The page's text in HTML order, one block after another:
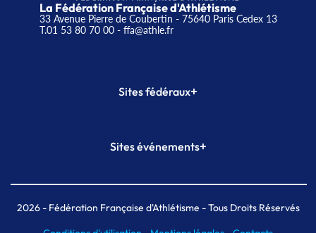
La Fédération Française d'Athlétisme
33 Avenue Pierre de Coubertin - 75640 Paris Cedex 13
T.01 53 80 70 00- ffa@athle.fr
Sites fédéraux+
Plateforme Formation
Sites événements+
Meeting de Paris indoor
MAIF Ekiden de Paris
2026- Fédération Française d'Athlétisme - Tous Droits Réservés